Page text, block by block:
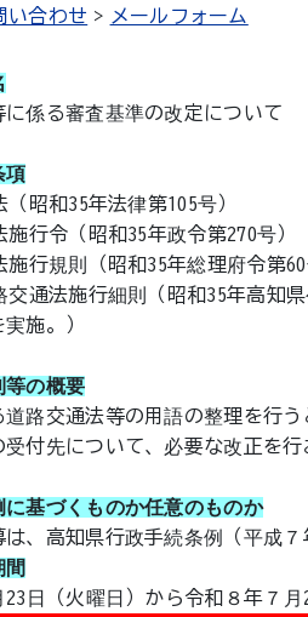
い合わせ メールフォーム
係る審査基準の改定について
項
昭和35年法律第105号）
行令（昭和35年政令第270号）
行規則（昭和35年総理府令第60
交通法施行細則（昭和35年高知
施。）
等の概要
道路交通法等の用語の整理を行
付先について、必要な改正を行
に基づくものか任意のものか
、高知県行政手続条例（平成
間
23日（火曜日）から令和８年７